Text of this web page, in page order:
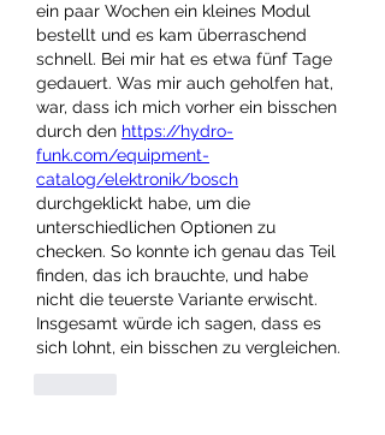
ein paar Wochen ein kleines Modul
bestellt und es kam überraschend
schnell. Bei mir hat es etwa fünf Tage
gedauert. Was mir auch geholfen hat,
war, dass ich mich vorher ein bisschen
durch den https://hydro-
funk.com/equipment-
catalog/elektronik/bosch
durchgeklickt habe, um die
unterschiedlichen Optionen zu
checken. So konnte ich genau das Teil
finden, das ich brauchte, und habe
nicht die teuerste Variante erwischt.
Insgesamt würde ich sagen, dass es
sich lohnt, ein bisschen zu vergleichen.